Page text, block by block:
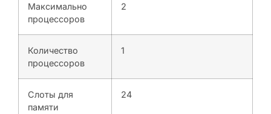
Максимально
процессоров
2
Количество
процессоров
1
Слоты для
памяти
24